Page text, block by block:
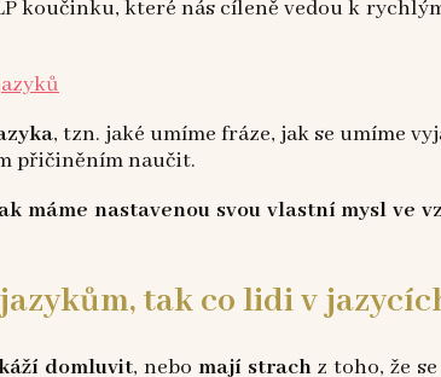
koučinku, které nás cíleně vedou k
, tzn. jaké umíme fráze, jak se umíme
přičiněním naučit.
máme nastavenou svou vlastní mysl ve
tak co lidi v
domluvit, nebo mají strachz toho, že